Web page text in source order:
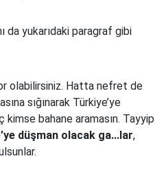
da yukarıdaki paragraf gibi
olabilirsiniz. Hatta nefret de
sığınarak Türkiye’ye
kimse bahane aramasın. Tayyip
düşman olacak ga...lar,